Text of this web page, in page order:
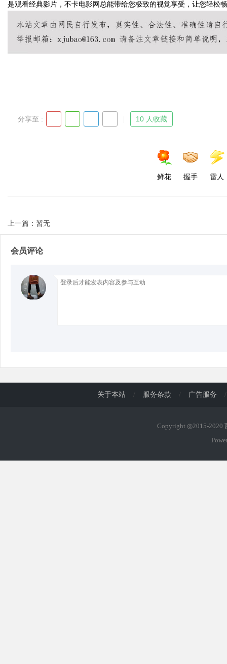
是观看经典影片，不卡电影网总能带给您极致的视觉享受，让您轻松
分享至 : 10 人收藏
鲜花 握手 雷人
上一篇：暂无
会员评论
关于本站 / 服务条款 / 广告服务 /
Copyright ◎2015-2020